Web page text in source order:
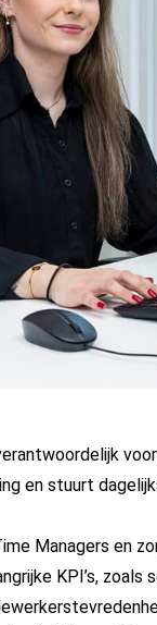
en stuurt
Managers en
KPI’s,